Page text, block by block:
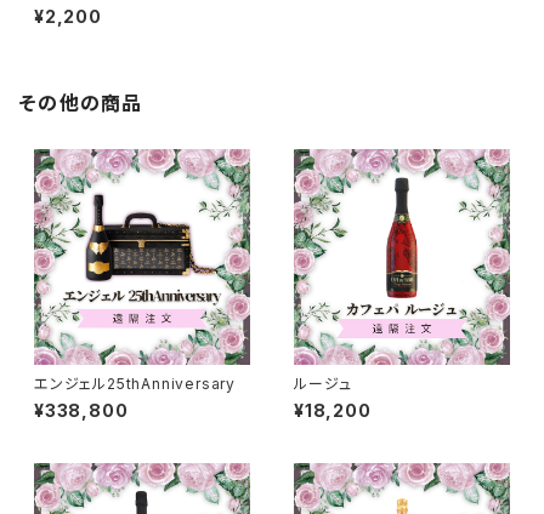
¥2,200
その他の商品
エンジェル25thAnniversary
¥338,800
ルージュ
¥18,200